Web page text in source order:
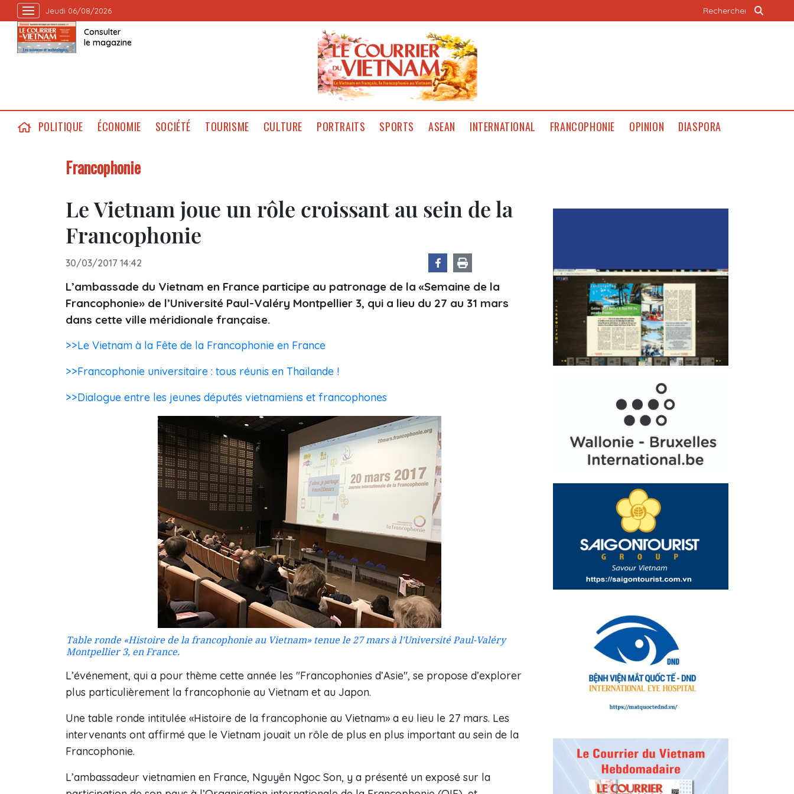
Jeudi 06/08/2026
Consulter
le magazine
POLITIQUE ÉCONOMIE SOCIÉTÉ TOURISME CULTURE PORTRAITS SPORTS ASEAN INTERNATIONAL FRANCOPHONIE OPINION DIASPORA
Francophonie
Le Vietnam joue un rôle croissant au sein de la
Francophonie
30/03/2017 14:42
L’ambassade du Vietnam en France participe au patronage de la «Semaine de la
Francophonie» de l’Université Paul-Valéry Montpellier 3, qui a lieu du 27 au 31 mars
dans cette ville méridionale française.
>>Le Vietnam à la Fête de la Francophonie en France
>>Francophonie universitaire : tous réunis en Thaïlande !
>>Dialogue entre les jeunes députés vietnamiens et francophones
Table ronde «Histoire de la francophonie au Vietnam» tenue le 27 mars à l’Université Paul-Valéry
Montpellier 3, en France.
L’événement, qui a pour thème cette année les "Francophonies d’Asie", se propose d’explorer
plus particulièrement la francophonie au Vietnam et au Japon.
Une table ronde intitulée «Histoire de la francophonie au Vietnam» a eu lieu le 27 mars. Les
intervenants ont affirmé que le Vietnam jouait un rôle de plus en plus important au sein de la
Francophonie.
L’ambassadeur vietnamien en France, Nguyên Ngoc Son, y a présenté un exposé sur la